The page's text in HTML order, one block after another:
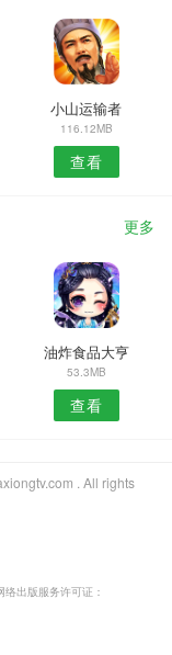
小山运输者
116.12MB
查看
更多
油炸食品大亨
53.3MB
查看
. All rights
络出版服务许可证：